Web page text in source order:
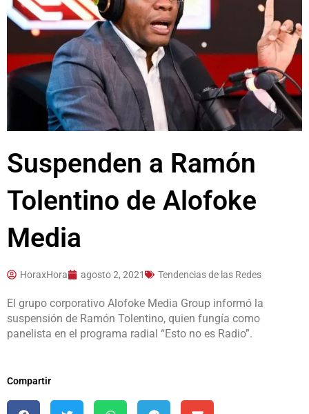
Suspenden a Ramón
Tolentino de Alofoke
Media
HoraxHora agosto 2, 2021 Tendencias de las Redes
El grupo corporativo Alofoke Media Group informó la
suspensión de Ramón Tolentino, quien fungía como
panelista en el programa radial “Esto no es Radio”.
Compartir